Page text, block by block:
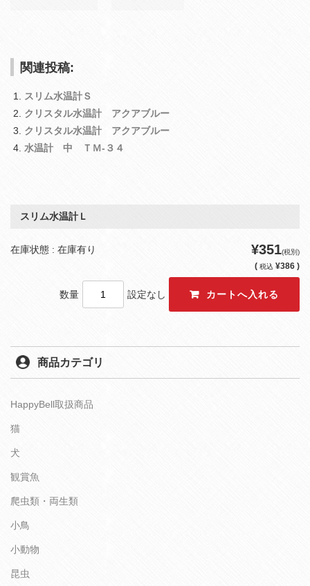
関連投稿:
スリム水温計Ｓ
クリスタル水温計 アクアブルー
クリスタル水温計 アクアブルー
水温計 中 ＴＭ‐３４
スリム水温計Ｌ
在庫状態 : 在庫有り ¥351(税別)
( 税込 ¥386 )
数量 設定なし
商品カテゴリ
HappyBell取扱商品
猫
犬
観賞魚
爬虫類・両生類
小鳥
小動物
昆虫